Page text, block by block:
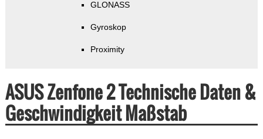
GLONASS
Gyroskop
Proximity
ASUS Zenfone 2 Technische Daten &
Geschwindigkeit Maßstab